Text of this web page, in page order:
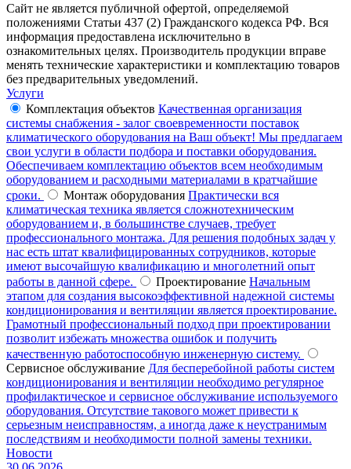
Сайт не является публичной офертой, определяемой
положениями Статьи 437 (2) Гражданского кодекса РФ. Вся
информация предоставлена исключительно в
ознакомительных целях. Производитель продукции вправе
менять технические характеристики и комплектацию товаров
без предварительных уведомлений.
Услуги
Комплектация объектов Качественная организация
системы снабжения - залог своевременности поставок
климатического оборудования на Ваш объект! Мы предлагаем
свои услуги в области подбора и поставки оборудования.
Обеспечиваем комплектацию объектов всем необходимым
оборудованием и расходными материалами в кратчайшие
сроки.
Монтаж оборудования Практически вся
климатическая техника является сложнотехническим
оборудованием и, в большинстве случаев, требует
профессионального монтажа. Для решения подобных задач у
нас есть штат квалифицированных сотрудников, которые
имеют высочайшую квалификацию и многолетний опыт
работы в данной сфере.
Проектирование Начальным
этапом для создания высокоэффективной надежной системы
кондиционирования и вентиляции является проектирование.
Грамотный профессиональный подход при проектировании
позволит избежать множества ошибок и получить
качественную работоспособную инженерную систему.
Сервисное обслуживание Для бесперебойной работы систем
кондиционирования и вентиляции необходимо регулярное
профилактическое и сервисное обслуживание используемого
оборудования. Отсутствие такового может привести к
серьезным неисправностям, а иногда даже к неустранимым
последствиям и необходимости полной замены техники.
Новости